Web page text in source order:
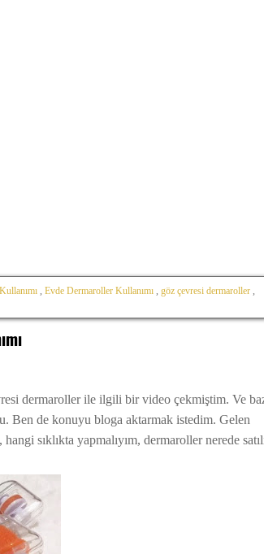
, Evde Dermaroller Kullanımı , göz çevresi dermaroller ,
dermaroller ile ilgili bir video çekmiştim. Ve
Ben de konuyu bloga aktarmak istedim. Gelen
sıklıkta yapmalıyım, dermaroller nerede